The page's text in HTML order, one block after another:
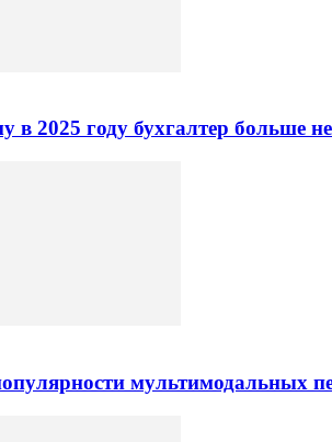
в 2025 году бухгалтер больше
мультимодальных